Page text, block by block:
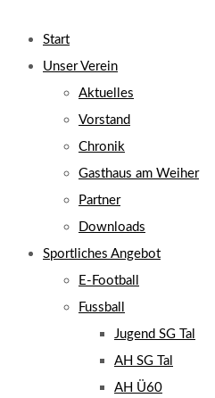
Start
Unser Verein
Aktuelles
Vorstand
Chronik
Gasthaus am Weiher
Partner
Downloads
Sportliches Angebot
E-Football
Fussball
Jugend SG Tal
AH SG Tal
AH Ü60